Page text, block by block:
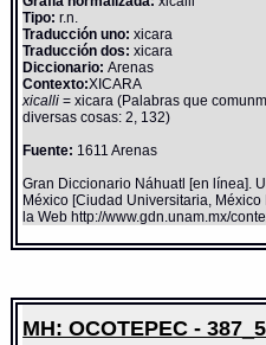
Tipo: r.n.
Traducción uno: xicara
Traducción dos: xicara
Diccionario:Arenas
Contexto:XICARA
xicalli= xicara (Palabras que
diversas cosas: 2, 132)
Fuente: 1611 Arenas
Gran Diccionario Náhuatl [en línea].
México [Ciudad Universitaria,
la Web http://www.gdn.unam.mx/
MH: OCOTEPEC -